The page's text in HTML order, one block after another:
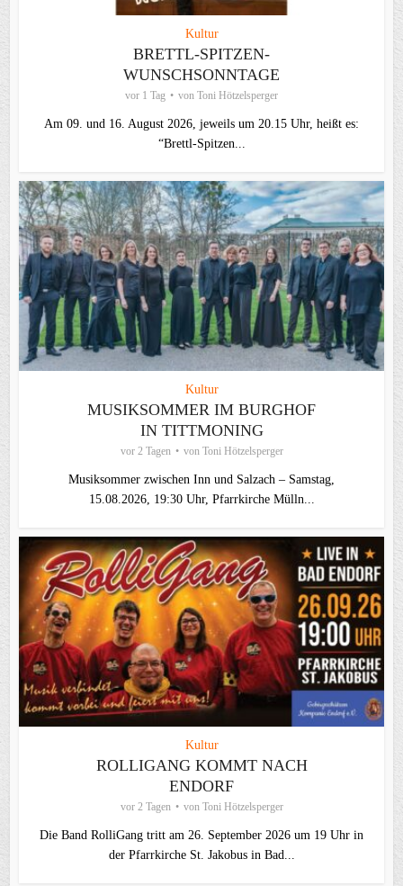
Kultur
BRETTL-SPITZEN-
WUNSCHSONNTAGE
vor 1 Tag von Toni Hötzelsperger
Am 09. und 16. August 2026, jeweils um 20.15 Uhr, heißt es:
“Brettl-Spitzen...
Kultur
MUSIKSOMMER IM BURGHOF
IN TITTMONING
vor 2 Tagen von Toni Hötzelsperger
Musiksommer zwischen Inn und Salzach – Samstag,
15.08.2026, 19:30 Uhr, Pfarrkirche Mülln...
Kultur
ROLLIGANG KOMMT NACH
ENDORF
vor 2 Tagen von Toni Hötzelsperger
Die Band RolliGang tritt am 26. September 2026 um 19 Uhr in
der Pfarrkirche St. Jakobus in Bad...